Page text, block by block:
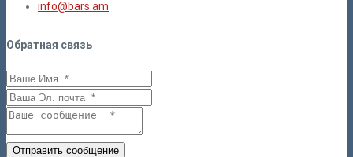
info@bars.am
Обратная связь
Отправить сообщение